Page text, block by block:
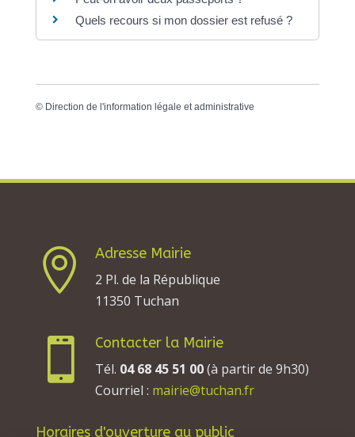
Quels recours si mon dossier est refusé ?
© Direction de l'information légale et administrative

Adresse Mairie
2 Pl. de la République
11350 Tuchan

Contacter la Mairie
Tél. 04 68 45 51 00(à partir de 9h30)
Courriel : mairie@tuchan.fr
Horaires d'ouverture au public